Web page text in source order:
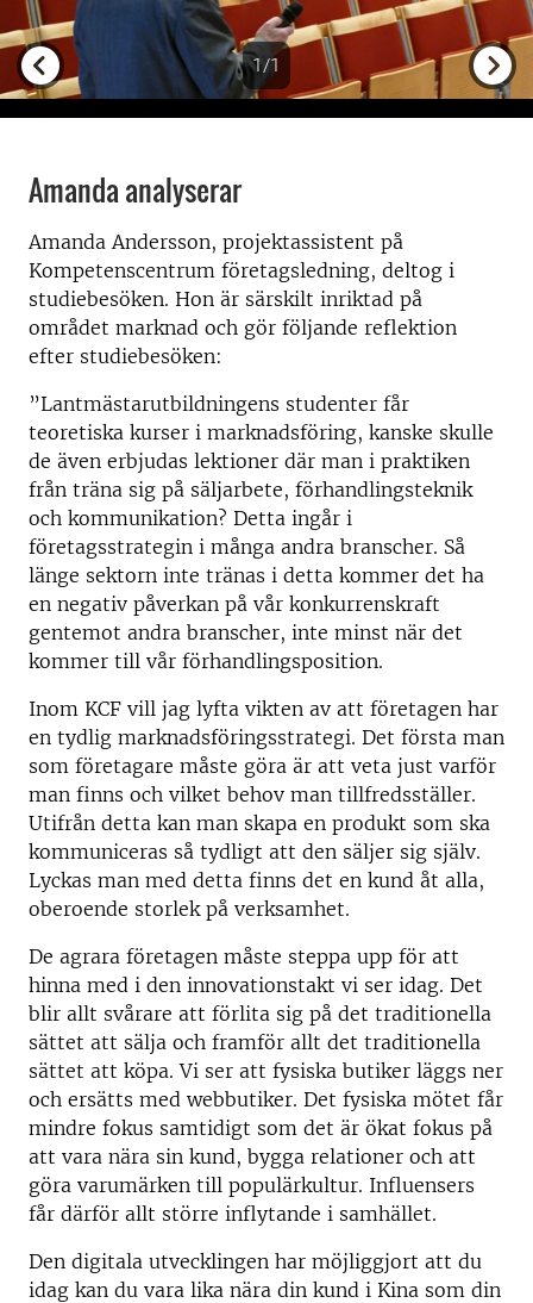
1/1
Amanda analyserar
Amanda Andersson, projektassistent på
Kompetenscentrum företagsledning, deltog i
studiebesöken. Hon är särskilt inriktad på
området marknad och gör följande reflektion
efter studiebesöken:
”Lantmästarutbildningens studenter får
teoretiska kurser i marknadsföring, kanske skulle
de även erbjudas lektioner där man i praktiken
från träna sig på säljarbete, förhandlingsteknik
och kommunikation? Detta ingår i
företagsstrategin i många andra branscher. Så
länge sektorn inte tränas i detta kommer det ha
en negativ påverkan på vår konkurrenskraft
gentemot andra branscher, inte minst när det
kommer till vår förhandlingsposition.
Inom KCF vill jag lyfta vikten av att företagen har
en tydlig marknadsföringsstrategi. Det första man
som företagare måste göra är att veta just varför
man finns och vilket behov man tillfredsställer.
Utifrån detta kan man skapa en produkt som ska
kommuniceras så tydligt att den säljer sig själv.
Lyckas man med detta finns det en kund åt alla,
oberoende storlek på verksamhet.
De agrara företagen måste steppa upp för att
hinna med i den innovationstakt vi ser idag. Det
blir allt svårare att förlita sig på det traditionella
sättet att sälja och framför allt det traditionella
sättet att köpa. Vi ser att fysiska butiker läggs ner
och ersätts med webbutiker. Det fysiska mötet får
mindre fokus samtidigt som det är ökat fokus på
att vara nära sin kund, bygga relationer och att
göra varumärken till populärkultur. Influensers
får därför allt större inflytande i samhället.
Den digitala utvecklingen har möjliggjort att du
idag kan du vara lika nära din kund i Kina som din